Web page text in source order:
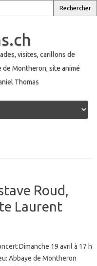
visites, carillons de
de Montheron, site animé
Thomas
Roud,
Laurent
Dimanche 19 avril à 17 h
Abbaye de Montheron